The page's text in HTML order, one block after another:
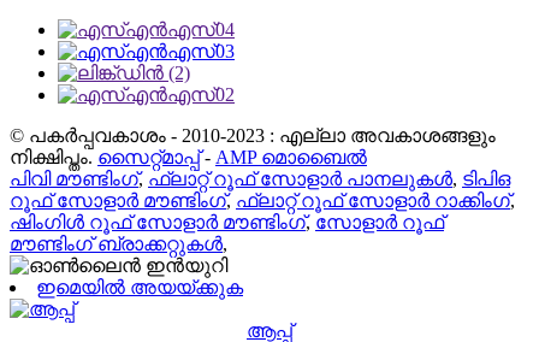
© പകർപ്പവകാശം - 2010-2023 : എല്ലാ അവകാശങ്ങളും
നിക്ഷിപ്തം. സൈറ്റ്മാപ്പ്- AMP മൊബൈൽ
പിവി മൗണ്ടിംഗ്, ഫ്ലാറ്റ് റൂഫ് സോളാർ പാനലുകൾ, ടിപിഒ
റൂഫ് സോളാർ മൗണ്ടിംഗ്, ഫ്ലാറ്റ് റൂഫ് സോളാർ റാക്കിംഗ്,
ഷിംഗിൾ റൂഫ് സോളാർ മൗണ്ടിംഗ്, സോളാർ റൂഫ്
മൗണ്ടിംഗ് ബ്രാക്കറ്റുകൾ,
ഇമെയിൽ അയയ്ക്കുക
ആപ്പ്